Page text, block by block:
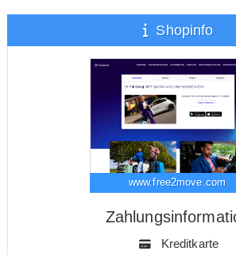
Shopinfo
www.free2move.com
Kreditkarte